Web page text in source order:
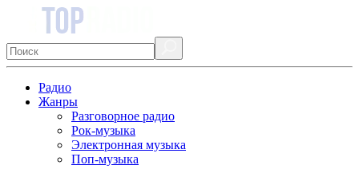
Радио
Жанры
Разговорное радио
Рок-музыка
Электронная музыка
Поп-музыка